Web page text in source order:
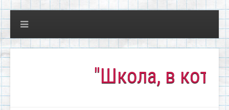
"Школа, в которой